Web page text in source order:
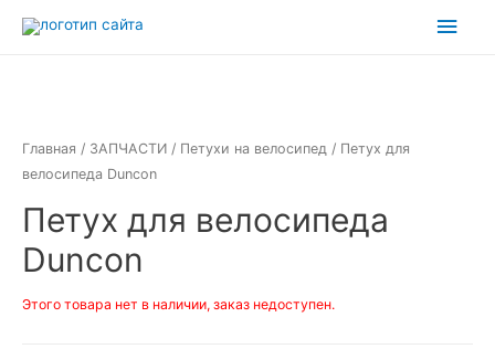
Главная / ЗАПЧАСТИ / Петухи на велосипед / Петух для
велосипеда Duncon
Петух для велосипеда
Duncon
Этого товара нет в наличии, заказ недоступен.